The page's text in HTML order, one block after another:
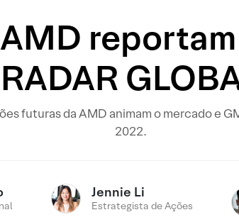
RADAR
futuras da AMD animam o mercado e
2022.
Jennie Li
Estrategista de Ações